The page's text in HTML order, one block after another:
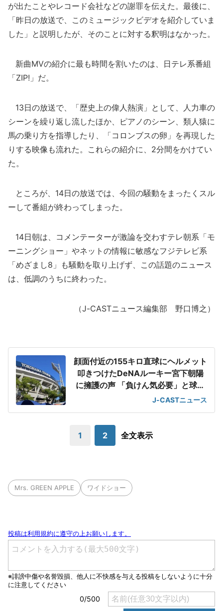
が出たことやレコード会社などの謝罪を伝えた。最後に、
「昨日の放送で、このミュージックビデオを紹介していま
した」と説明したが、そのことに対する釈明はなかった。
新曲MVの紹介に最も時間を割いたのは、日テレ系番組
「ZIP!」だ。
13日の放送で、「歴史上の偉人熱演」として、人力車の
シーンを繰り返し流したほか、ピアノのシーン、類人猿に
馬の乗り方を指導したり、「コロンブスの卵」を再現した
りする映像も流れた。これらの紹介に、2分間をかけてい
た。
ところが、14日の放送では、今回の騒動をまったくスル
ーして番組が終わってしまった。
14日朝は、コメンテーターが激論を交わすテレ朝系「モ
ーニングショー」やネットの情報に敏感なフジテレビ系
「めざまし8」も騒動を取り上げず、この話題のニュース
は、低調のうちに終わった。
（J-CASTニュース編集部 野口博之）
顔面付近の155キロ直球にヘルメット
叩きつけたDeNAルーキー宮下朝陽
に擁護の声 「負けん気必要」と球団
J-CASTニュース
1 2 全文表示
Mrs. GREEN APPLE ワイドショー